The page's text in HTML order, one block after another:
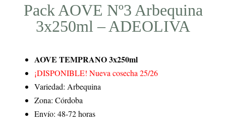
Pack AOVE Nº3 Arbequina
3x250ml – ADEOLIVA
AOVE TEMPRANO 3x250ml
¡DISPONIBLE! Nueva cosecha 25/26
Variedad: Arbequina
Zona: Córdoba
Envío: 48-72 horas